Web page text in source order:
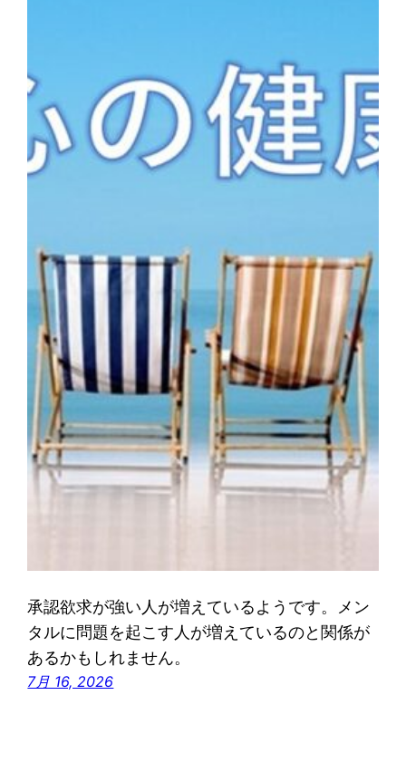
承認欲求が強い人が増えているようです。メン
タルに問題を起こす人が増えているのと関係が
あるかもしれません。
7月 16, 2026